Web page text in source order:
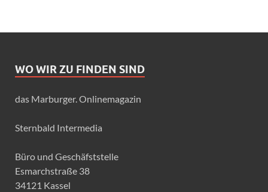
WO WIR ZU FINDEN SIND
das Marburger. Onlinemagazin
Sternbald Intermedia
Büro und Geschäfststelle
Esmarchstraße 38
34121 Kassel